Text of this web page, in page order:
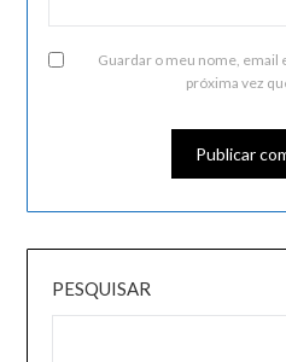
Guardar o meu nome, email
próxima vez
PESQUISAR